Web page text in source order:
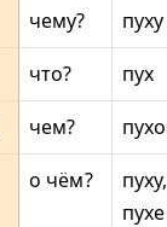
чему?
пуху
что?
пух
чем?
о чём?
пуху,
пухе